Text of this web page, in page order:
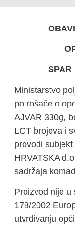
SPAR
Ministarstvo
potrošače o
AJVAR 330g,
LOT brojeva i
provodi
HRVATSKA
sadržaja
Proizvod nije u
178/2002
utvrđivanju